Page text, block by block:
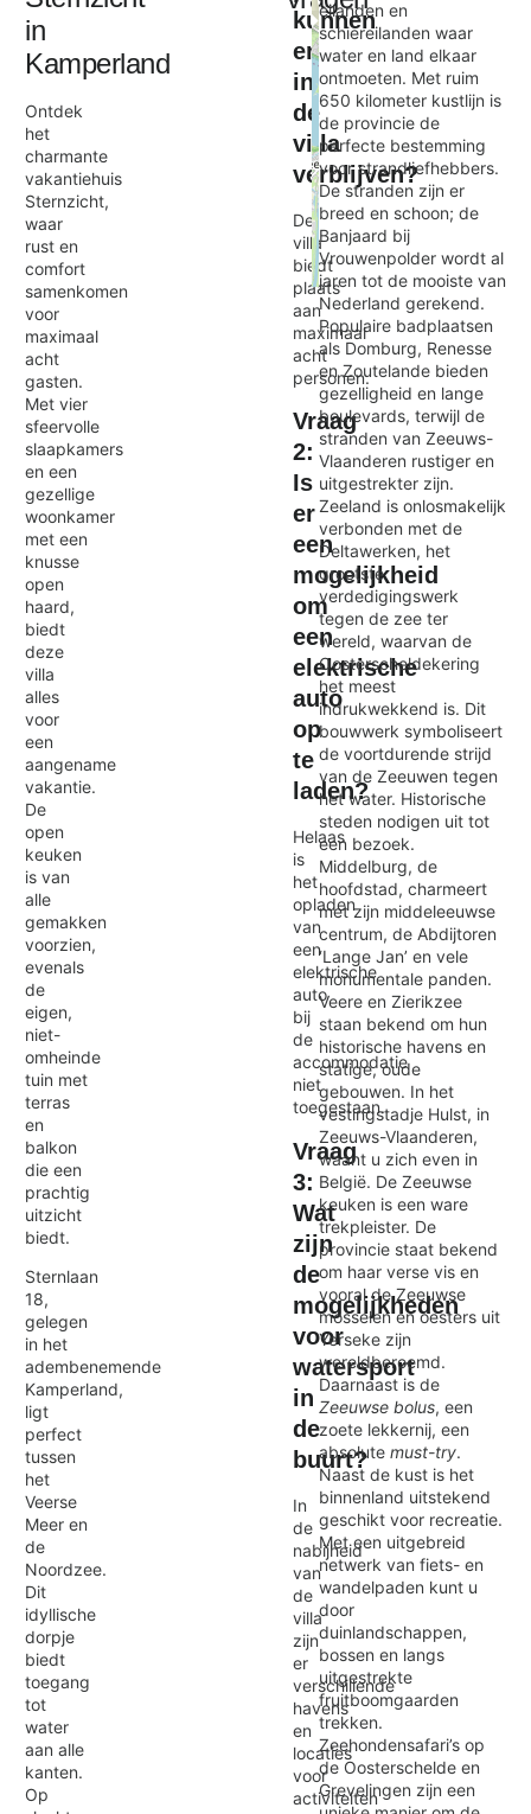
in
Kamperland
Ontdek
het
charmante
vakantiehuis
Sternzicht,
waar
rust en
comfort
samenkomen
voor
maximaal
acht
gasten.
Met vier
sfeervolle
slaapkamers
en een
gezellige
woonkamer
met een
knusse
open
haard,
biedt
deze
villa
alles
voor
een
aangename
vakantie.
De
open
keuken
is van
alle
gemakken
voorzien,
evenals
de
eigen,
niet-
omheinde
tuin met
terras
en
balkon
die een
prachtig
uitzicht
biedt.
Sternlaan
18,
gelegen
in het
adembenemende
Kamperland,
ligt
perfect
tussen
het
Veerse
Meer en
de
Noordzee.
Dit
idyllische
dorpje
biedt
toegang
tot
water
aan alle
kanten.
Op
kunnen
er
in
de
villa
verblijven?
De
villa
biedt
plaats
aan
maximaal
acht
personen.
Vraag
2:
Is
er
een
mogelijkheid
om
een
elektrische
auto
op
te
laden?
Helaas
is
het
opladen
van
een
elektrische
auto
bij
de
accommodatie
niet
toegestaan.
Vraag
3:
Wat
zijn
de
mogelijkheden
voor
watersport
in
de
buurt?
In
de
nabijheid
van
de
villa
zijn
er
verschillende
havens
en
locaties
voor
activiteiten
×
Exit map
eilanden en
schiereilanden waar
water en land elkaar
ontmoeten. Met ruim
650 kilometer kustlijn is
de provincie de
perfecte bestemming
voor strandliefhebbers.
De stranden zijn er
breed en schoon; de
Banjaard bij
Vrouwenpolder wordt al
jaren tot de mooiste van
Nederland gerekend.
Populaire badplaatsen
als Domburg, Renesse
en Zoutelande bieden
gezelligheid en lange
boulevards, terwijl de
stranden van Zeeuws-
Vlaanderen rustiger en
uitgestrekter zijn.
Zeeland is onlosmakelijk
verbonden met de
Deltawerken, het
grootste
verdedigingswerk
tegen de zee ter
wereld, waarvan de
Oosterscheldekering
het meest
indrukwekkend is. Dit
bouwwerk symboliseert
de voortdurende strijd
van de Zeeuwen tegen
het water. Historische
steden nodigen uit tot
een bezoek.
Middelburg, de
hoofdstad, charmeert
met zijn middeleeuwse
centrum, de Abdijtoren
‘Lange Jan’ en vele
monumentale panden.
Veere en Zierikzee
staan bekend om hun
historische havens en
statige, oude
gebouwen. In het
vestingstadje Hulst, in
Zeeuws-Vlaanderen,
waant u zich even in
België. De Zeeuwse
keuken is een ware
trekpleister. De
provincie staat bekend
om haar verse vis en
vooral de Zeeuwse
mosselen en oesters uit
Yerseke zijn
wereldberoemd.
Daarnaast is de
Zeeuwse bolus, een
zoete lekkernij, een
absolute must-try.
Naast de kust is het
binnenland uitstekend
geschikt voor recreatie.
Met een uitgebreid
netwerk van fiets- en
wandelpaden kunt u
door
duinlandschappen,
bossen en langs
uitgestrekte
fruitboomgaarden
trekken.
Zeehondensafari’s op
de Oosterschelde en
Grevelingen zijn een